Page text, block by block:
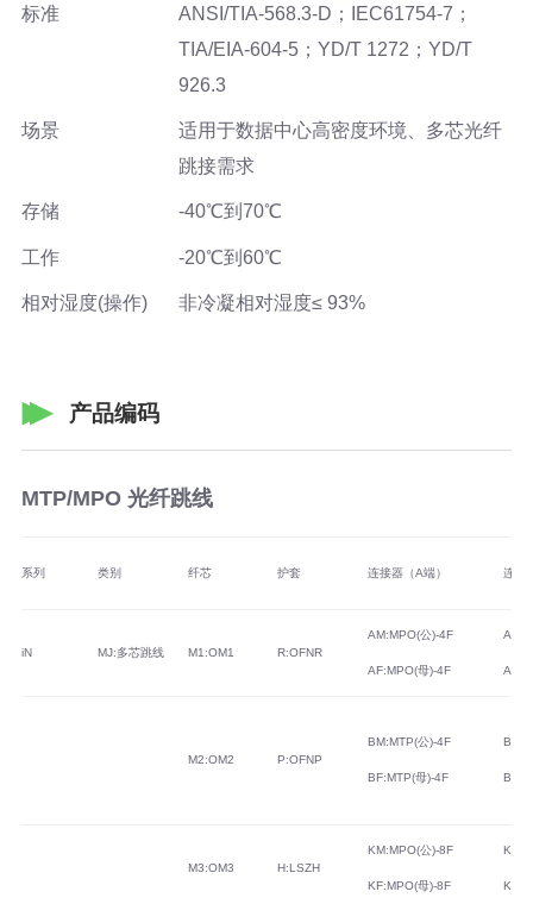
标准
ANSI/TIA-568.3-D；IEC61754-7；
TIA/EIA-604-5；YD/T 1272；YD/T
926.3
场景
适用于数据中心高密度环境、多芯光纤
跳接需求
存储 -40℃到70℃
工作 -20℃到60℃
相对湿度(操作) 非冷凝相对湿度≤ 93%
产品编码
MTP/MPO 光纤跳线
系列 类别 纤芯 护套 连接器（A端） 连接
iN MJ:多芯跳线 M1:OM1 R:OFNR
AM:MPO(公)-4F
AF:MPO(母)-4F
M2:OM2 P:OFNP
BM:MTP(公)-4F
BF:MTP(母)-4F
M3:OM3 H:LSZH
KM:MPO(公)-8F
KF:MPO(母)-8F